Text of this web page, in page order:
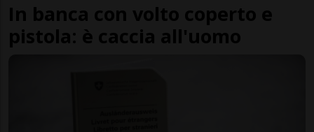
In banca con volto coperto e
pistola: è caccia all'uomo